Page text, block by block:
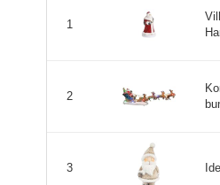
1
2
3